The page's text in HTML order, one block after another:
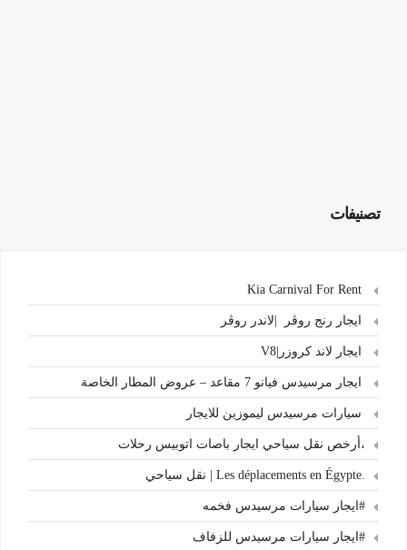
تصنيفات
ايجار رنج روڤر |لاندر روڤر
ايجار لاند كروزر|V8
ايجار مرسيدس فيانو 7 مقاعد – عروض المطار الخاصة
سيارات مرسيدس ليموزين للايجار
،أرخص نقل سياحي ايجار باصات اتوبيس رحلات
.Les déplacements en Égypte | نقل سياحي
#ايجار سيارات مرسيدس فخمه
#ايجار سيارات مرسيدس للزفاف